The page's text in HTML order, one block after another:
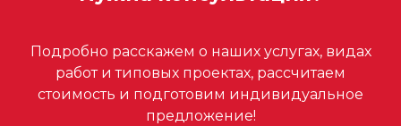
Подробно расскажем о наших услугах, видах
работ и типовых проектах, рассчитаем
стоимость и подготовим индивидуальное
предложение!